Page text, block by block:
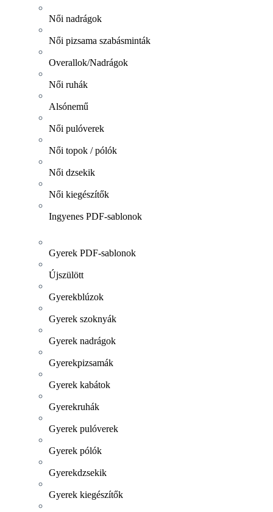
Női nadrágok
Női pizsama szabásminták
Overallok/Nadrágok
Női ruhák
Alsónemű
Női pulóverek
Női topok / pólók
Női dzsekik
Női kiegészítők
Ingyenes PDF-sablonok
Gyerek PDF-sablonok
Újszülött
Gyerekblúzok
Gyerek szoknyák
Gyerek nadrágok
Gyerekpizsamák
Gyerek kabátok
Gyerekruhák
Gyerek pulóverek
Gyerek pólók
Gyerekdzsekik
Gyerek kiegészítők